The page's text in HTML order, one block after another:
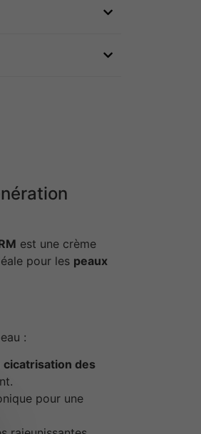
est une crème
pour les peaux
:
cicatrisation des
pour une